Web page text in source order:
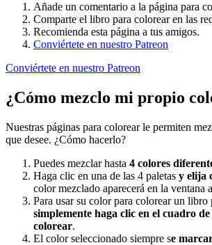
Añade un comentario a la página para
Comparte el libro para colorear en las
Recomienda esta página a tus amigos.
Conviértete en nuestro Patreon
Conviértete en nuestro Patreon
¿Cómo mezclo mi propio
Nuestras páginas para colorear le permiten
que desee. ¿Cómo hacerlo?
Puedes mezclar hasta 4 colores
Haga clic en una de las 4 paletas y elija
color mezclado aparecerá en la ventana
Para usar su color para colorear un libro
simplemente haga clic en el cuadro
colorear.
El color seleccionado siempre se